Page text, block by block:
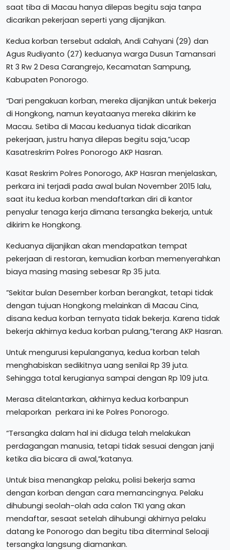
saat tiba di Macau hanya dilepas begitu saja tanpa
dicarikan pekerjaan seperti yang dijanjikan.
Kedua korban tersebut adalah, Andi Cahyani (29) dan
Agus Rudiyanto (27) keduanya warga Dusun Tamansari
Rt 3 Rw 2 Desa Carangrejo, Kecamatan Sampung,
Kabupaten Ponorogo.
“Dari pengakuan korban, mereka dijanjikan untuk bekerja
di Hongkong, namun keyataanya mereka dikirim ke
Macau. Setiba di Macau keduanya tidak dicarikan
pekerjaan, justru hanya dilepas begitu saja,”ucap
Kasatreskrim Polres Ponorogo AKP Hasran.
Kasat Reskrim Polres Ponorogo, AKP Hasran menjelaskan,
perkara ini terjadi pada awal bulan November 2015 lalu,
saat itu kedua korban mendaftarkan diri di kantor
penyalur tenaga kerja dimana tersangka bekerja, untuk
dikirim ke Hongkong.
Keduanya dijanjikan akan mendapatkan tempat
pekerjaan di restoran, kemudian korban memenyerahkan
biaya masing masing sebesar Rp 35 juta.
‎”Sekitar bulan Desember korban berangkat, tetapi tidak
dengan tujuan Hongkong melainkan di Macau Cina,
disana kedua korban ternyata tidak bekerja. Karena tidak
bekerja akhirnya kedua korban pulang,”terang AKP Hasran.
Untuk mengurusi kepulanganya, kedua korban telah
menghabiskan sedikitnya uang senilai Rp 39 juta.
Sehingga total kerugianya sampai dengan Rp 109 juta.
Merasa ditelantarkan, akhirnya kedua korbanpun
melaporkan perkara ini ke Polres Ponorogo.
“Tersangka dalam hal ini diduga telah melakukan
perdagangan manusia, tetapi tidak sesuai dengan janji
ketika dia bicara di awal,”katanya.
Untuk bisa menangkap pelaku, polisi bekerja sama
dengan korban dengan cara memancingnya. Pelaku
dihubungi seolah-olah ada calon TKI yang akan
mendaftar, sesaat setelah dihubungi akhirnya pelaku
datang ke Ponorogo dan begitu tiba diterminal Seloaji
tersangka langsung diamankan.